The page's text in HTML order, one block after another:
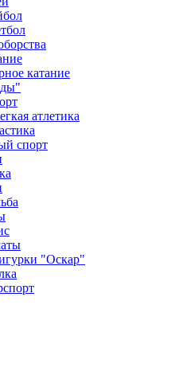
катание
атлетика
спорт
"Оскар"